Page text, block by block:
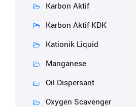
Karbon Aktif
Karbon Aktif KDK
Kationik Liquid
Manganese
Oil Dispersant
Oxygen Scavenger